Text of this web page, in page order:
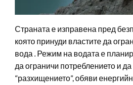
Страната е изправена пред
която принуди властите да
вода . Режим на водата е
да ограничи потреблението и
“разхищението”, обяви